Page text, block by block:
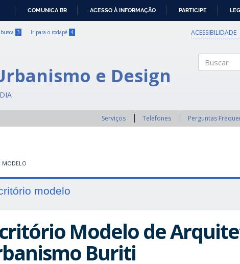
COMUNICA BR ACESSO À INFORMAÇÃO PARTICIPE
3 Ir para o rodapé 4 ACESSIBILIDADE
e Design
Serviços Telefones Perguntas
MODELO
modelo
Modelo de
Buriti